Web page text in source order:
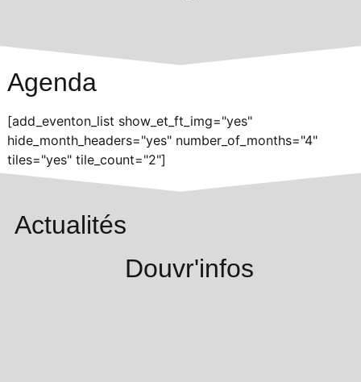
Agenda
[add_eventon_list show_et_ft_img="yes"
hide_month_headers="yes" number_of_months="4"
tiles="yes" tile_count="2"]
Actualités
Douvr'infos